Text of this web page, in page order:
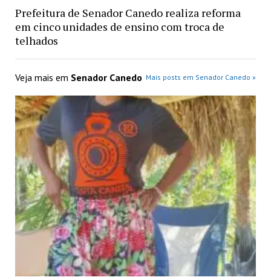
Prefeitura de Senador Canedo realiza reforma
em cinco unidades de ensino com troca de
telhados
Veja mais em Senador Canedo Mais posts em Senador Canedo »